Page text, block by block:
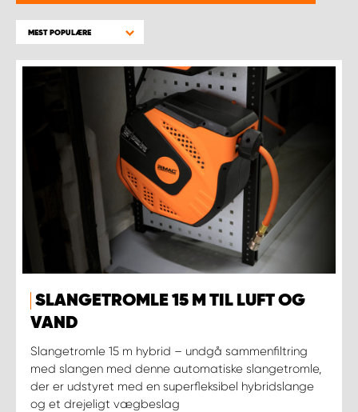
MEST POPULÆRE
SLANGETROMLE 15 M TIL LUFT OG
VAND
Slangetromle 15 m hybrid – undgå sammenfiltring
med slangen med denne automatiske slangetromle,
der er udstyret med en superfleksibel hybridslange
og et drejeligt vægbeslag